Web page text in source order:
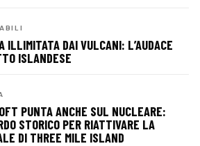
ILLIMITATA DAI VULCANI: L’AUDACE
ISLANDESE
PUNTA ANCHE SUL NUCLEARE:
STORICO PER RIATTIVARE LA
DI THREE MILE ISLAND